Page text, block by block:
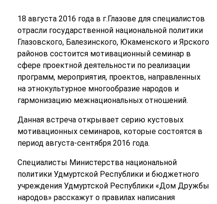
18 августа 2016 года в г.Глазове для специалистов
отрасли государственной национальной политики
Глазовского, Балезинского, Юкаменского и Ярского
районов состоится мотивационный семинар в
сфере проектной деятельности по реализации
программ, мероприятия, проектов, направленных
на этнокультурное многообразие народов и
гармонизацию межнациональных отношений.
Данная встреча открывает серию кустовых
мотивационных семинаров, которые состоятся в
период августа-сентября 2016 года.
Специалисты Министерства национальной
политики Удмуртской Республики и бюджетного
учреждения Удмуртской Республики «Дом Дружбы
народов» расскажут о правилах написания